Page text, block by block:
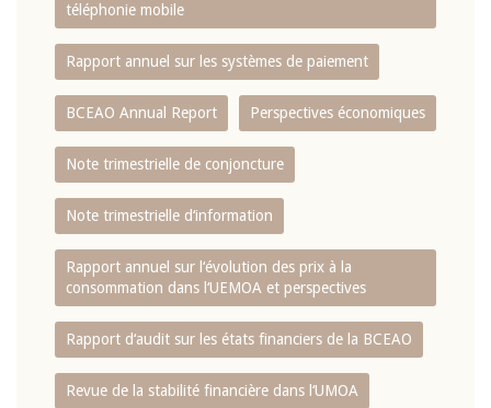
téléphonie mobile
Rapport annuel sur les systèmes de paiement
BCEAO Annual Report Perspectives économiques
Note trimestrielle de conjoncture
Note trimestrielle d‘information
Rapport annuel sur l‘évolution des prix à la
consommation dans l‘UEMOA et perspectives
Rapport d‘audit sur les états financiers de la BCEAO
Revue de la stabilité financière dans l‘UMOA